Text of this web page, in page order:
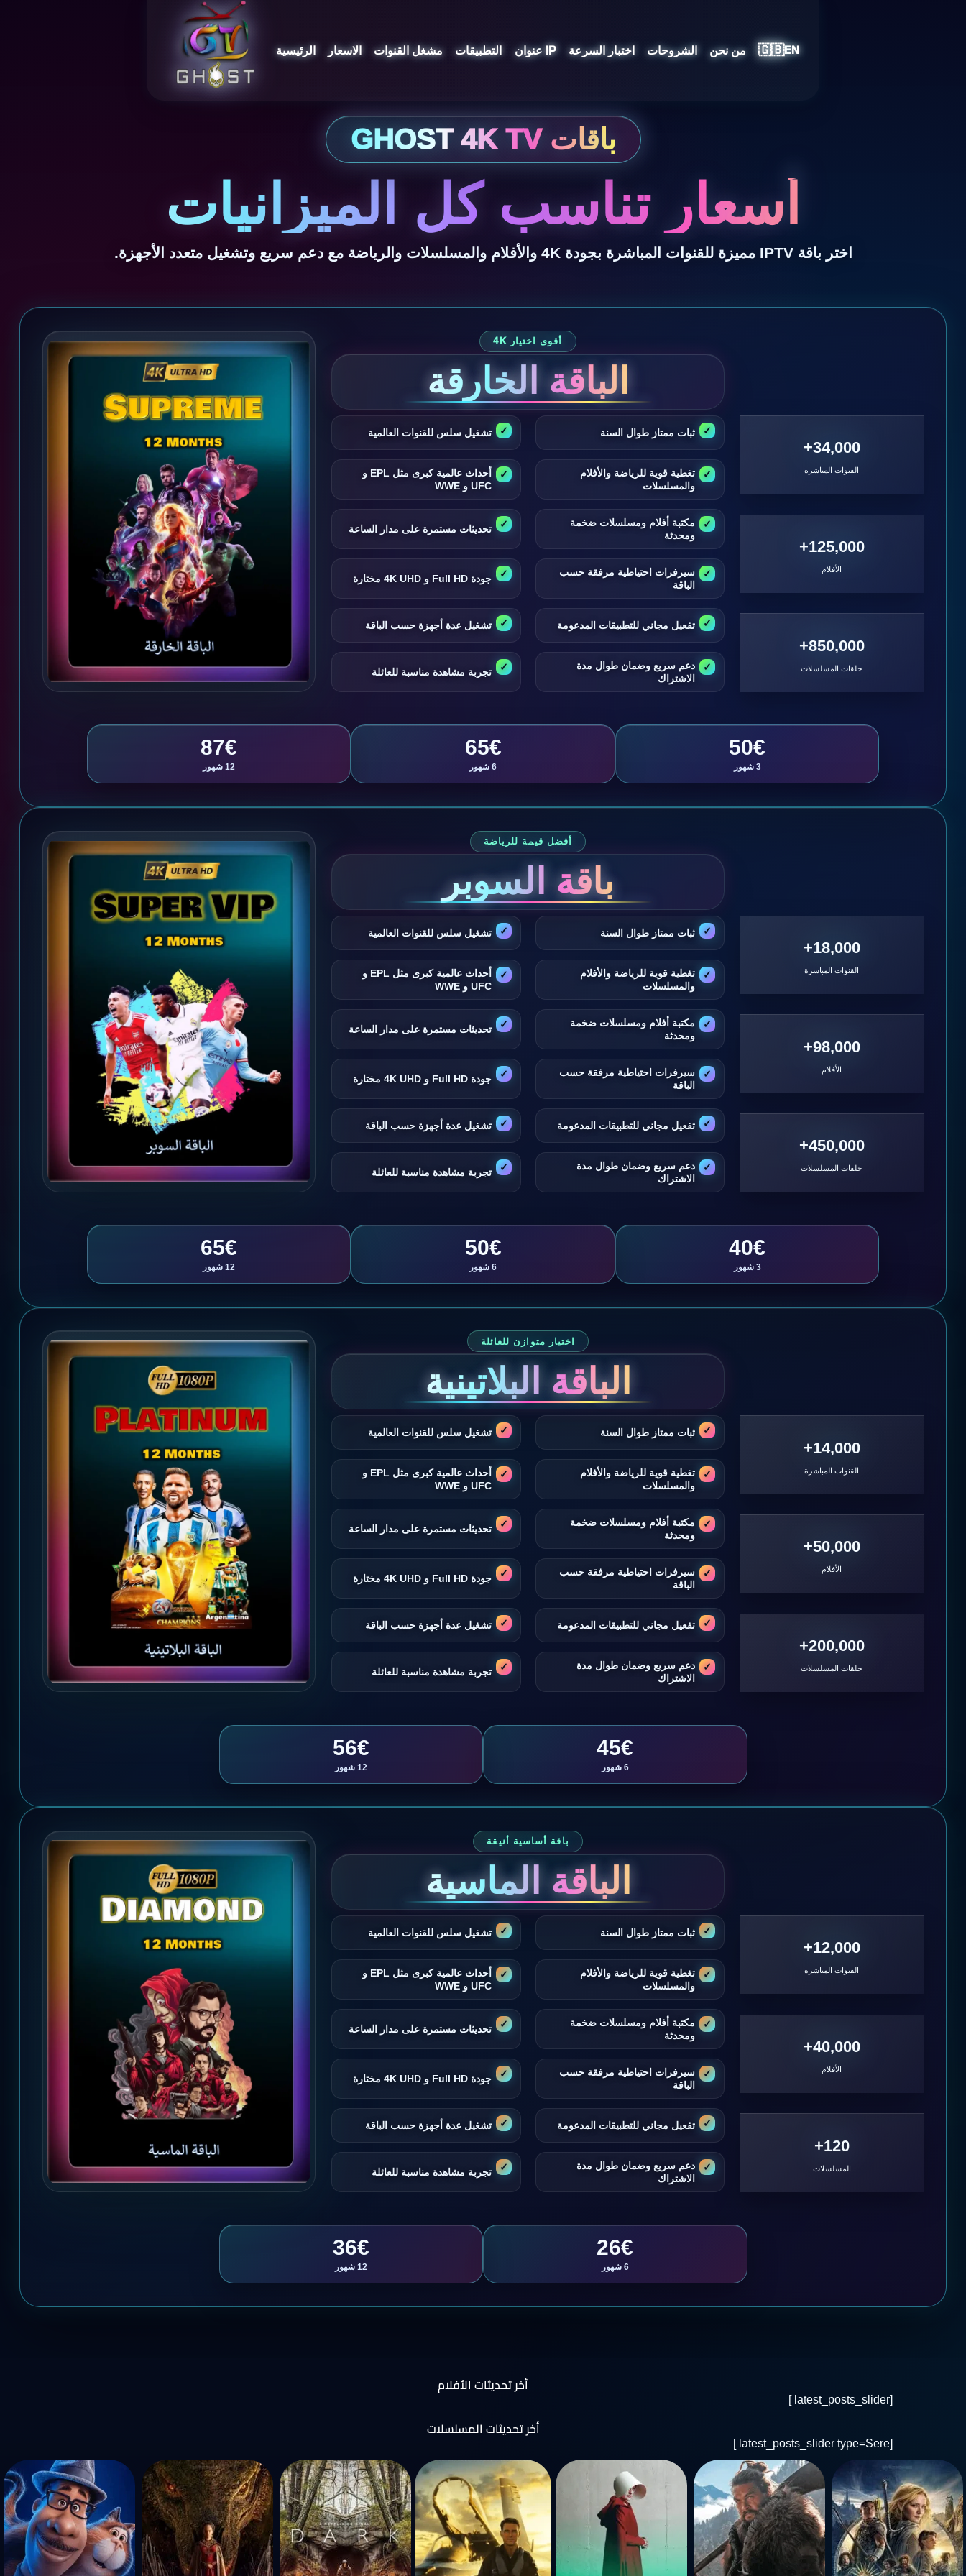
الرئيسية الاسعار مشغل القنوات التطبيقات عنوان IP اختبار السرعة الشروحات من نحن 🇬🇧EN
أسعار تناسب كل الميزانيات
اختر باقة IPTV مميزة للقنوات المباشرة بجودة 4K والأفلام والمسلسلات والرياضة مع دعم سريع وتشغيل متعدد الأجهزة.
أقوى اختيار 4K
الباقة الخارقة
ثبات ممتاز طوال السنة تشغيل سلس للقنوات العالمية
تغطية قوية للرياضة والأفلام
والمسلسلات
أحداث عالمية كبرى مثل EPL و
UFC و WWE
مكتبة أفلام ومسلسلات ضخمة
ومحدثة
تحديثات مستمرة على مدار الساعة
سيرفرات احتياطية مرفقة حسب
الباقة
جودة Full HD و 4K UHD مختارة
تفعيل مجاني للتطبيقات المدعومة تشغيل عدة أجهزة حسب الباقة
دعم سريع وضمان طوال مدة
الاشتراك
تجربة مشاهدة مناسبة للعائلة
34,000+
القنوات المباشرة
125,000+
الأفلام
850,000+
حلقات المسلسلات
50€
3 شهور
65€
6 شهور
87€
12 شهور
أفضل قيمة للرياضة
باقة السوبر
ثبات ممتاز طوال السنة تشغيل سلس للقنوات العالمية
تغطية قوية للرياضة والأفلام
والمسلسلات
أحداث عالمية كبرى مثل EPL و
UFC و WWE
مكتبة أفلام ومسلسلات ضخمة
ومحدثة
تحديثات مستمرة على مدار الساعة
سيرفرات احتياطية مرفقة حسب
الباقة
جودة Full HD و 4K UHD مختارة
تفعيل مجاني للتطبيقات المدعومة تشغيل عدة أجهزة حسب الباقة
دعم سريع وضمان طوال مدة
الاشتراك
تجربة مشاهدة مناسبة للعائلة
18,000+
القنوات المباشرة
98,000+
الأفلام
450,000+
حلقات المسلسلات
40€
3 شهور
50€
6 شهور
65€
12 شهور
اختيار متوازن للعائلة
الباقة البلاتينية
ثبات ممتاز طوال السنة تشغيل سلس للقنوات العالمية
تغطية قوية للرياضة والأفلام
والمسلسلات
أحداث عالمية كبرى مثل EPL و
UFC و WWE
مكتبة أفلام ومسلسلات ضخمة
ومحدثة
تحديثات مستمرة على مدار الساعة
سيرفرات احتياطية مرفقة حسب
الباقة
جودة Full HD و 4K UHD مختارة
تفعيل مجاني للتطبيقات المدعومة تشغيل عدة أجهزة حسب الباقة
دعم سريع وضمان طوال مدة
الاشتراك
تجربة مشاهدة مناسبة للعائلة
14,000+
القنوات المباشرة
50,000+
الأفلام
200,000+
حلقات المسلسلات
45€
6 شهور
56€
12 شهور
باقة أساسية أنيقة
الباقة الماسية
ثبات ممتاز طوال السنة تشغيل سلس للقنوات العالمية
تغطية قوية للرياضة والأفلام
والمسلسلات
أحداث عالمية كبرى مثل EPL و
UFC و WWE
مكتبة أفلام ومسلسلات ضخمة
ومحدثة
تحديثات مستمرة على مدار الساعة
سيرفرات احتياطية مرفقة حسب
الباقة
جودة Full HD و 4K UHD مختارة
تفعيل مجاني للتطبيقات المدعومة تشغيل عدة أجهزة حسب الباقة
دعم سريع وضمان طوال مدة
الاشتراك
تجربة مشاهدة مناسبة للعائلة
12,000+
القنوات المباشرة
40,000+
الأفلام
120+
المسلسلات
26€
6 شهور
36€
12 شهور
أخر تحديثات الأفلام
[latest_posts_slider ]
أخر تحديثات المسلسلات
[latest_posts_slider type=Sere ]